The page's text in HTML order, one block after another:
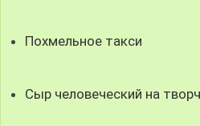
Похмельное такси
Сыр человеческий на